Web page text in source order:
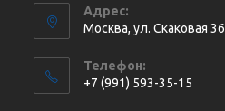
Адрес:
Москва, ул. Cкаковая 36
Телефон:
+7 (991) 593-35-15